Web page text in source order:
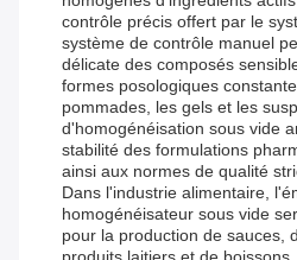
contrôle précis offert par le
système de contrôle manuel
délicate des composés
formes posologiques
pommades, les gels et les
d'homogénéisation sous vide
stabilité des formulations
ainsi aux normes de qualité
Dans l'industrie alimentaire,
homogénéisateur sous vide
pour la production de sauces,